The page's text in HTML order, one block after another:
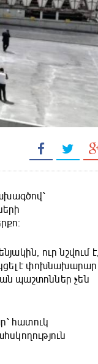
ուր նշվում է,
է փոխնախարար
պաշտոններ չեն
հատուկ